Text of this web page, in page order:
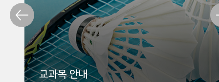
학과소개
교과목 안내
교육목표